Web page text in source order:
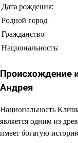
Дата рождения:
Родной город:
Гражданство:
Национальность:
Происхождение
Андрея
Национальность
является одним из
имеет богатую